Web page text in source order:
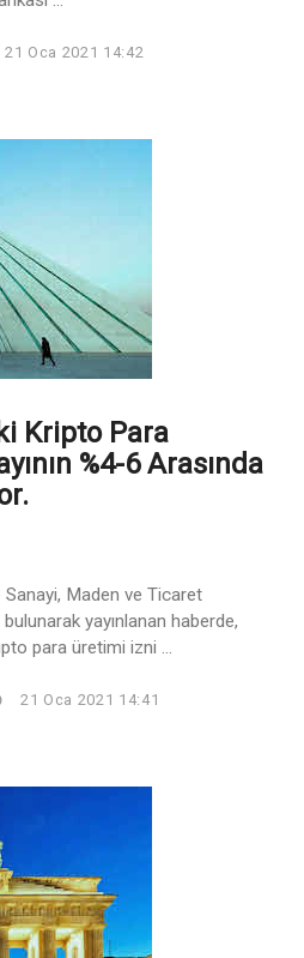
21 Oca 2021 14:42
Kripto Para
%4-6 Arasında
Maden ve Ticaret
bulunarak yayınlanan haberde,
para üretimi izni ...
21 Oca 2021 14:41